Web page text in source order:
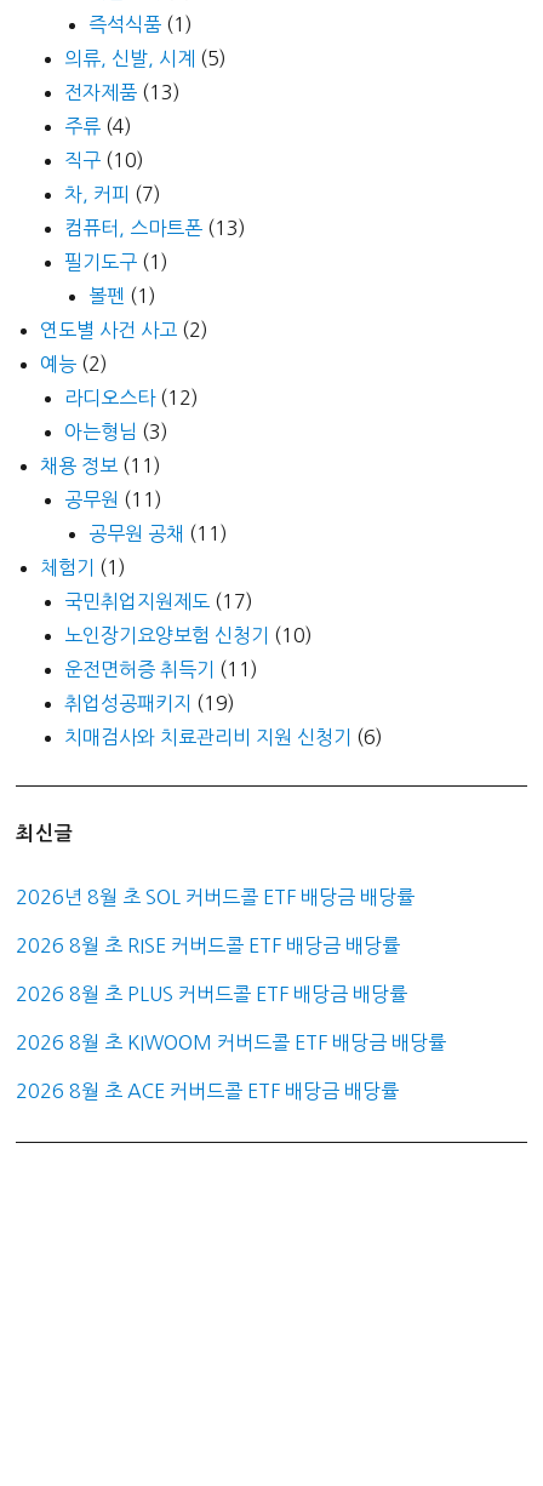
즉석식품 (1)
의류, 신발, 시계
(5)
전자제품 (13)
주류 (4)
직구 (10)
차, 커피 (7)
컴퓨터, 스마트폰 (13)
필기도구 (1)
볼펜 (1)
연도별 사건 사고 (2)
예능 (2)
라디오스타(12)
아는형님 (3)
채용 정보 (11)
공무원 (11)
공무원 공채 (11)
체험기
(1)
국민취업지원제도 (17)
노인장기요양보험 신청기
(10)
운전면허증 취득기
(11)
취업성공패키지
(19)
치매검사와 치료관리비 지원 신청기
(6)
최신글
2026년 8월 초 SOL 커버드콜 ETF 배당금 배당률
2026 8월 초 RISE 커버드콜 ETF 배당금 배당률
2026 8월 초 PLUS 커버드콜 ETF 배당금 배당률
2026 8월 초 KIWOOM 커버드콜 ETF 배당금 배당률
2026 8월 초 ACE 커버드콜 ETF 배당금 배당률